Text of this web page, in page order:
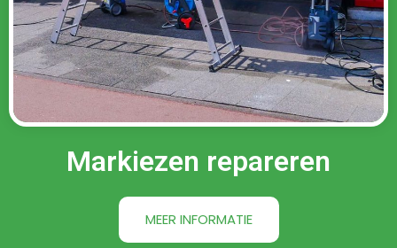
Markiezen repareren
MEER INFORMATIE